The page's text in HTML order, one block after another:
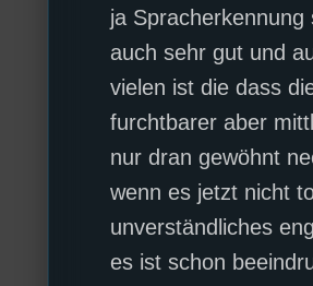
ja
auch sehr gut und
vielen ist die dass
furchtbarer aber
nur dran gewöhnt
wenn es jetzt nicht
unverständliches
es ist schon